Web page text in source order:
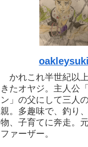
oakleysuki
かれこれ半世紀以
きたオヤジ。主人公
ン」の父にして三人
親。多趣味で、釣り
物、子育てに奔走。
ファーザー。